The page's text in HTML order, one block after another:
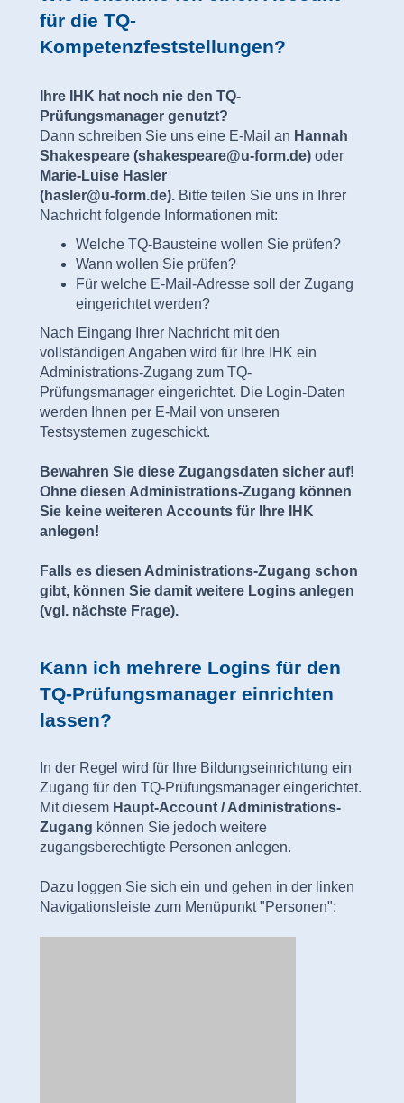
für die TQ-
Kompetenzfeststellungen?
Ihre IHK hat noch nie den TQ-
Prüfungsmanager genutzt?
Dann schreiben Sie uns eine E-Mail an Hannah
Shakespeare (shakespeare@u-form.de) oder
Marie-Luise Hasler
(hasler@u-form.de). Bitte teilen Sie uns in Ihrer
Nachricht folgende Informationen mit:
Welche TQ-Bausteine wollen Sie prüfen?
Wann wollen Sie prüfen?
Für welche E-Mail-Adresse soll der Zugang
eingerichtet werden?
Nach Eingang Ihrer Nachricht mit den
vollständigen Angaben wird für Ihre IHK ein
Administrations-Zugang zum TQ-
Prüfungsmanager eingerichtet. Die Login-Daten
werden Ihnen per E-Mail von unseren
Testsystemen zugeschickt.
Bewahren Sie diese Zugangsdaten sicher auf!
Ohne diesen Administrations-Zugang können
Sie keine weiteren Accounts für Ihre IHK
anlegen!
Falls es diesen Administrations-Zugang schon
gibt, können Sie damit weitere Logins anlegen
(vgl. nächste Frage).
Kann ich mehrere Logins für den
TQ-Prüfungsmanager einrichten
lassen?
In der Regel wird für Ihre Bildungseinrichtung ein
Zugang für den TQ-Prüfungsmanager eingerichtet.
Mit diesem Haupt-Account / Administrations-
Zugang können Sie jedoch weitere
zugangsberechtigte Personen anlegen.
Dazu loggen Sie sich ein und gehen in der linken
Navigationsleiste zum Menüpunkt "Personen":